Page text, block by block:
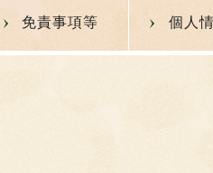
免責事項等 個人